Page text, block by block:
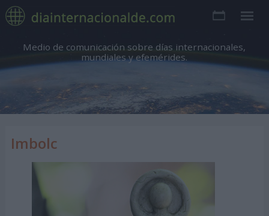
Medio de comunicación sobre días internacionales,
mundiales y efemérides.
Imbolc